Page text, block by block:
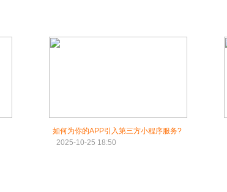
如何为你的APP引入第三方小程序服务?
2025-10-25 18:50